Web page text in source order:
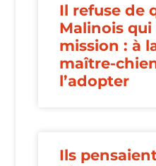
Il refuse de
Malinois qui
mission : à
maître-
l’adopter
Ils